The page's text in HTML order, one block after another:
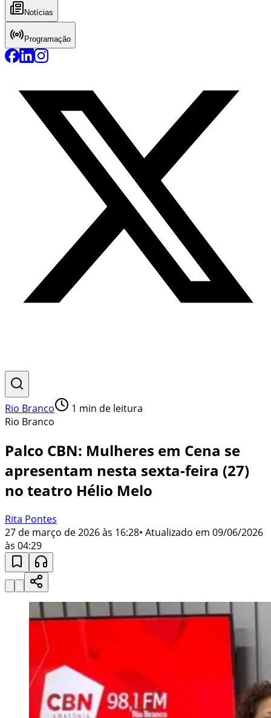
Notícias
Programação
Rio Branco 1 min de leitura
Rio Branco
Palco CBN: Mulheres em Cena se
apresentam nesta sexta-feira (27)
no teatro Hélio Melo
Rita Pontes
27 de março de 2026 às 16:28• Atualizado em 09/06/2026
às 04:29